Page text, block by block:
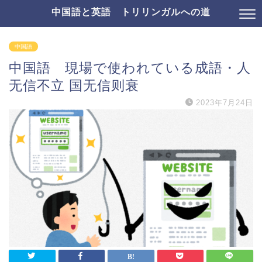
中国語と英語 トリリンガルへの道
中国語
中国語 現場で使われている成語・人
无信不立 国无信则衰
2023年7月24日